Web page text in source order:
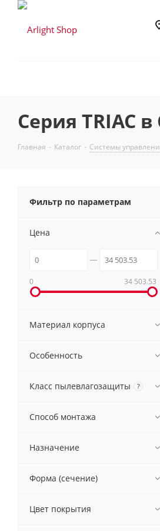
Серия TRIAC
Главная - Каталог - Системы
Фильтр по параметрам
Цена
0 34 503.53
Материал корпуса
Особенность
Класс пылевлагозащиты ?
Способ монтажа
Назначение
Форма (сечение)
Цвет покрытия